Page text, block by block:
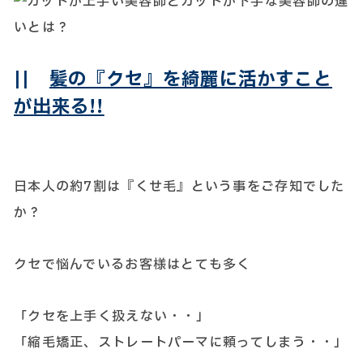
||髪の『クセ』を綺麗に活かすこと
が出来る!!
日本人の約7割は『くせ毛』という事をご存知でした
か？
クセで悩んでいるお客様はとても多く
「クセを上手く扱えない・・」
「縮毛矯正、ストレートパーマに頼ってしまう・・」